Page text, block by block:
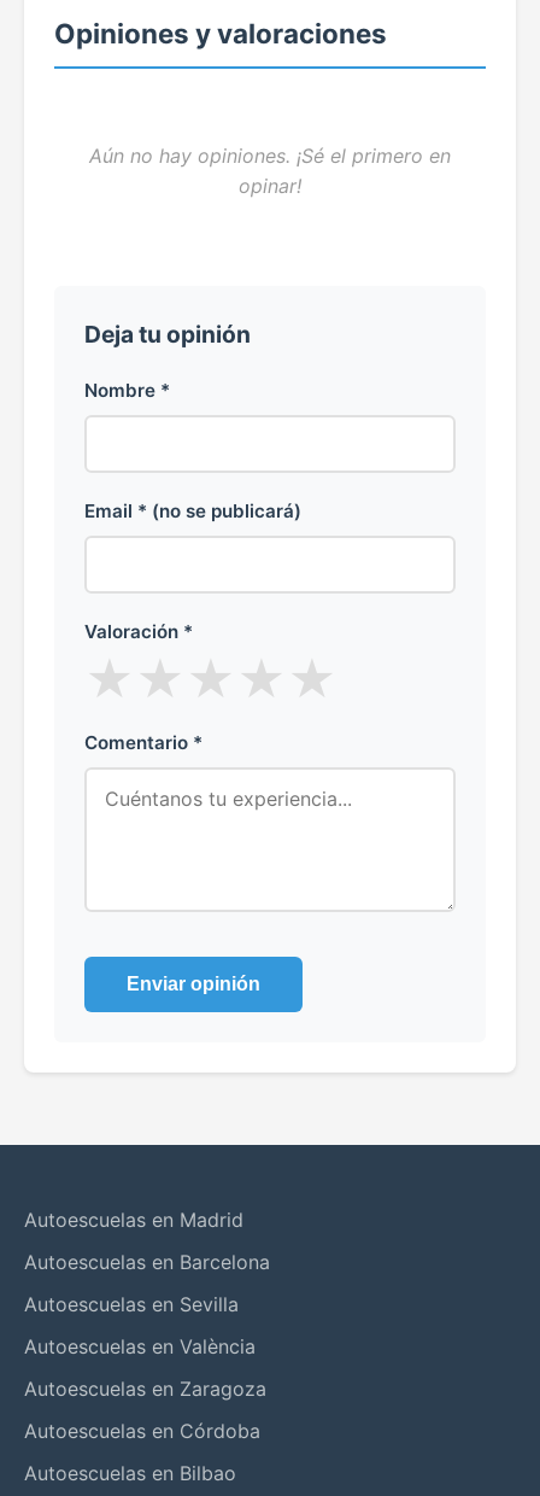
Opiniones y valoraciones
Aún no hay opiniones. ¡Sé el primero en
opinar!
Deja tu opinión
Nombre *
Email * (no se publicará)
Valoración *
★
★
★
★
★
Comentario *
Enviar opinión
Autoescuelas en Madrid
Autoescuelas en Barcelona
Autoescuelas en Sevilla
Autoescuelas en València
Autoescuelas en Zaragoza
Autoescuelas en Córdoba
Autoescuelas en Bilbao